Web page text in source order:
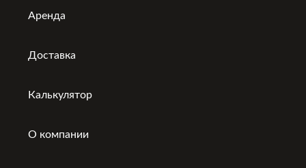
Аренда
Доставка
Калькулятор
О компании